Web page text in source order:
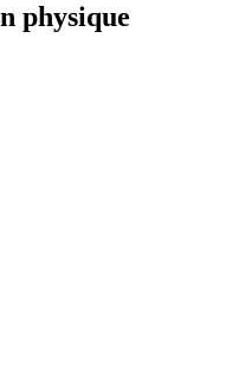
physique